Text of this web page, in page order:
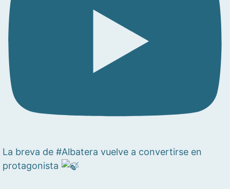
La breva de #Albatera vuelve a convertirse en
protagonista